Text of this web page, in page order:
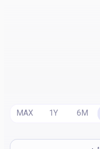
6M
1Y
MAX